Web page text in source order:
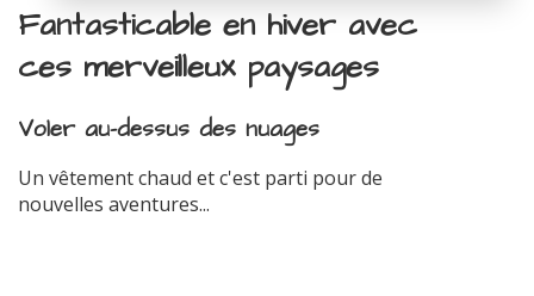
Fantasticable en hiver avec
ces merveilleux paysages
Voler au-dessus des nuages
Un vêtement chaud et c'est parti pour de
nouvelles aventures...